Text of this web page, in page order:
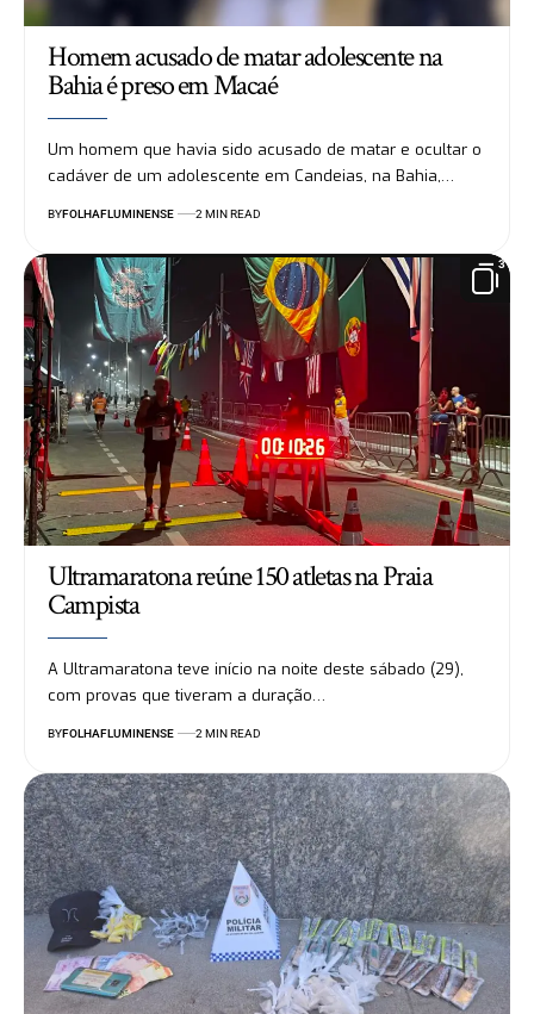
Homem acusado de matar adolescente na
Bahia é preso em Macaé
Um homem que havia sido acusado de matar e ocultar o
cadáver de um adolescente em Candeias, na Bahia,…
BYFOLHAFLUMINENSE 2 MIN READ
3
Ultramaratona reúne 150 atletas na Praia
Campista
A Ultramaratona teve início na noite deste sábado (29),
com provas que tiveram a duração…
BYFOLHAFLUMINENSE 2 MIN READ